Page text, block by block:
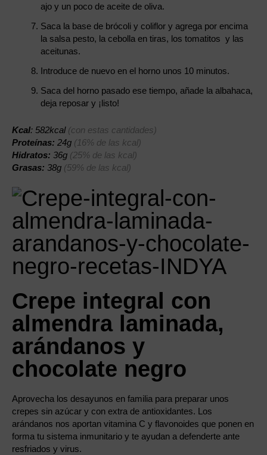
ajo y un poco de aceite de oliva.
Saca la base de brócoli y coliflor y agrega por encima
la salsa pesto, la cebolla en tiras, los tomatitos y las
aceitunas.
Introduce de nuevo en el horno unos 10 minutos.
Saca del horno pasado ese tiempo, añade la albahaca,
deja reposar y ¡listo!
Kcal: 582kcal (con estas cantidades)
Proteínas: 24g (16% de las kcal)
Hidratos: 36g (25% de las kcal)
Grasas: 38g (59% de las kcal)
Crepe integral con
almendra laminada,
arándanos y
chocolate negro
Aprovecha los desayunos en familia para preparar unos
crepes sin azúcar y con extra de antioxidantes. Los
arándanos nos aportan vitamina C y flavonoides que ponen en
forma tu sistema inmunitario y te ayudan a defenderte ante
resfriados y virus.